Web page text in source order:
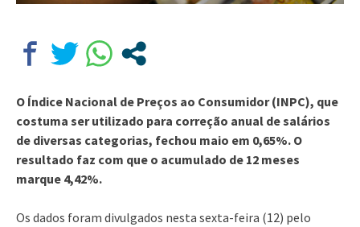
O Índice Nacional de Preços ao Consumidor (INPC), que
costuma ser utilizado para correção anual de salários
de diversas categorias, fechou maio em 0,65%. O
resultado faz com que o acumulado de 12 meses
marque 4,42%.
Os dados foram divulgados nesta sexta-feira (12) pelo